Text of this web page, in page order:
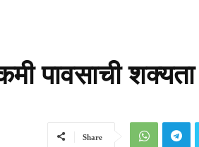
पावसाची शक्यता
Share